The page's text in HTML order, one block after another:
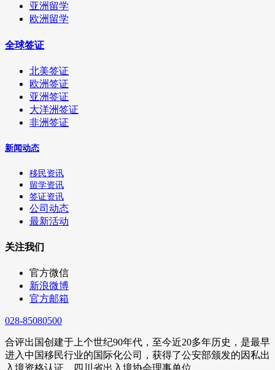
亚洲留学
欧洲留学
全球签证
北美签证
欧洲签证
亚洲签证
大洋洲签证
非洲签证
新闻动态
移民资讯
留学资讯
签证资讯
公司动态
最新活动
关注我们
官方微信
新浪微博
官方邮箱
028-85080500
合评出国创建于上个世纪90年代，至今近20多年历史，是最早
进入中国移民行业的国际化公司，获得了公安部颁发的因私出
入境资格认证，四川省出入境协会理事单位。